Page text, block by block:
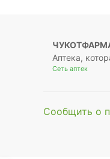
Аптека,
Сеть аптек
Сообщить о